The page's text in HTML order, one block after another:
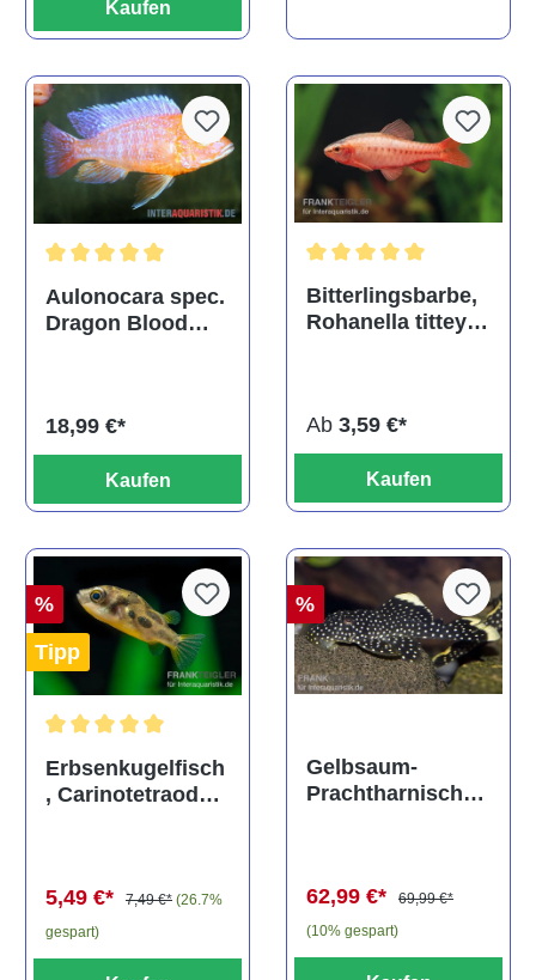
Kaufen
Durchschnittliche Bewertung von 5 von 5 Sternen
Aulonocara spec.
Dragon Blood
18,99 €*
Kaufen
Bitterlingsbarbe,
Rohanella titteya,
Ab 3,59 €*
Kaufen
%
Tipp
Durchschnittliche Bewertung von 5 von 5 Sternen
Erbsenkugelfisch
, Carinotetraodon
5,49 €* 7,49 €* (26.7%
gespart)
%
Gelbsaum-
Prachtharnischw
62,99 €*
69,99 €*
(10% gespart)